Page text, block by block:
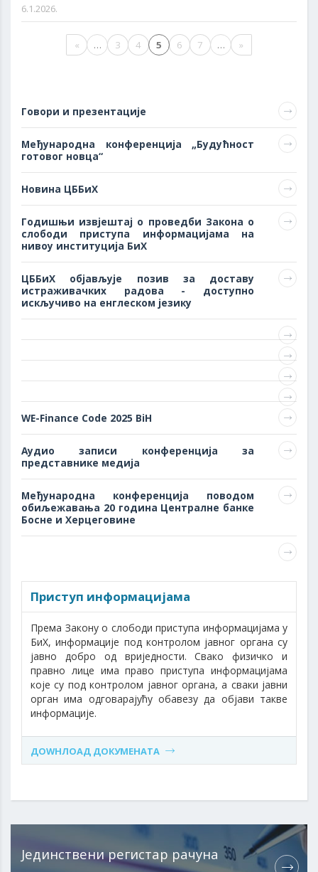
6.1.2026.
« … 3 4 5 6 7 … »
Говори и презентације
Међународна конференција „Будућност
готовог новца“
Новина ЦББиХ
Годишњи извјештај о проведби Закона о
слободи приступа информацијама на
нивоу институција БиХ
ЦББиХ објављује позив за доставу
истраживачких радова - доступно
искључиво на енглеском језику
WE-Finance Code 2025 BiH
Аудио записи конференција за
представнике медија
Међународна конференција поводом
обиљежавања 20 година Централне банке
Босне и Херцеговине
Приступ информацијама
Према Закону о слободи приступа информацијама у
БиХ, информације под контролом јавног органа су
јавно добро од вриједности. Свако физичко и
правно лице има право приступа информацијама
које су под контролом јавног органа, а сваки јавни
орган има одговарајућу обавезу да објави такве
информације.
ДОWНЛОАД ДОКУМЕНАТА
Јединствени регистар рачуна